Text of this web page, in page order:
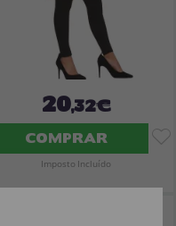
20,32€
COMPRAR
Imposto Incluído